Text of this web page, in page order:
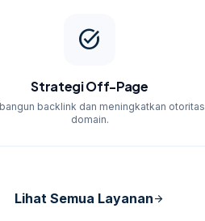
untuk memulai perjalanan
task_alt
Strategi Off-Page
backlink dan meningkatkan otoritas
domain.
Lihat Semua Layananarrow_forward